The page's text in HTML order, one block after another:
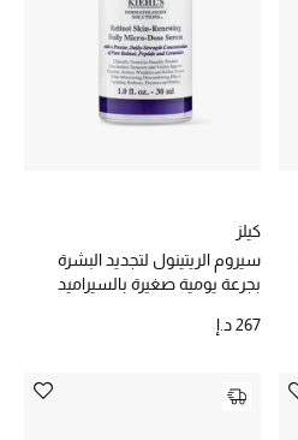
كيلز
سيروم الريتينول لتجديد البشرة
بجرعة يومية صغيرة بالسيراميد
267 د.إ